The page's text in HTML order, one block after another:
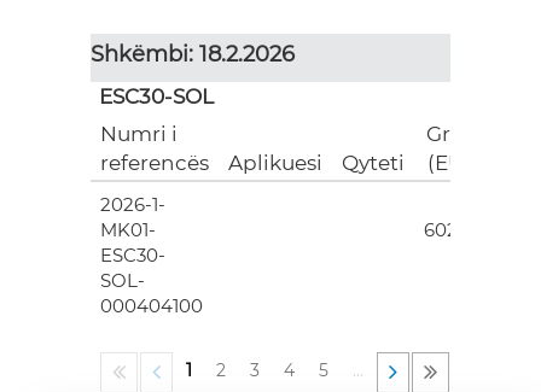
Shkëmbi: 18.2.2026
ESC30-SOL
Numri i
referencës
Aplikuesi Qyteti
Grant
(EUR)
2026-1-
MK01-
ESC30-
SOL-
000404100
602.00
1 2 3 4 5 …